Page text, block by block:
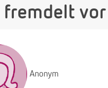
fremdelt
Anonym